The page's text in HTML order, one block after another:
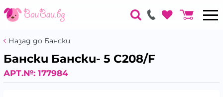
Назад до Бански
Бански Бански- 5 C208/F
АРТ.№: 177984